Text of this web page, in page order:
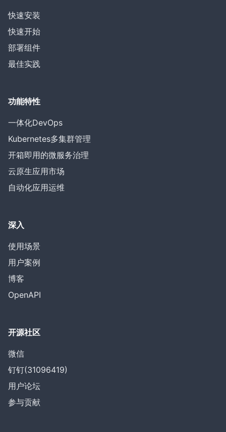
快速安装
快速开始
部署组件
最佳实践
功能特性
一体化DevOps
Kubernetes多集群管理
开箱即用的微服务治理
云原生应用市场
自动化应用运维
深入
使用场景
用户案例
博客
OpenAPI
开源社区
微信
钉钉(31096419)
用户论坛
参与贡献